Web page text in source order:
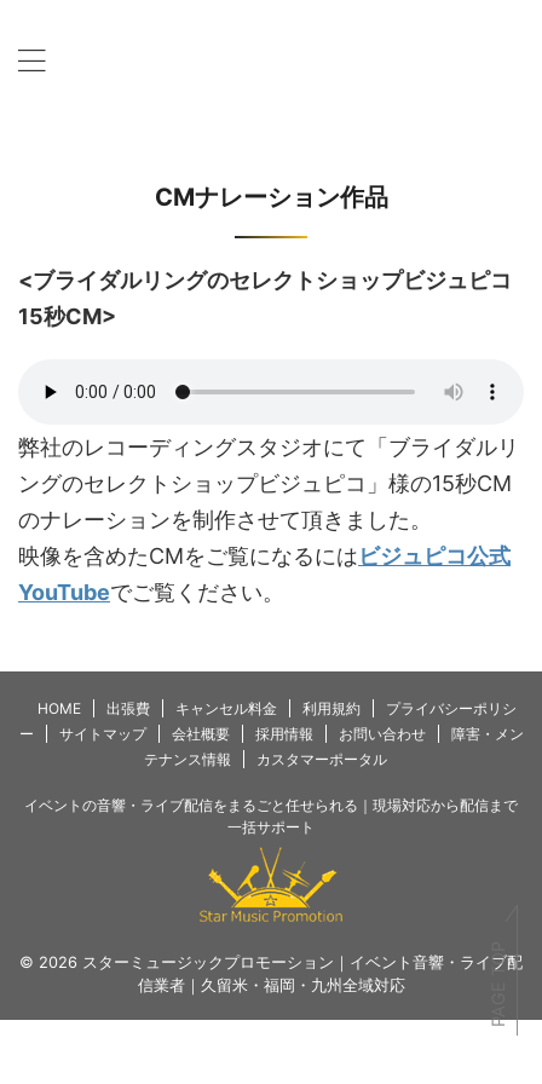
CMナレーション作品
<ブライダルリングのセレクトショップビジュピコ
15秒CM>
弊社のレコーディングスタジオにて「ブライダルリ
ングのセレクトショップビジュピコ」様の15秒CM
のナレーションを制作させて頂きました。
映像を含めたCMをご覧になるにはビジュピコ公式
YouTubeでご覧ください。
HOME 出張費 キャンセル料金 利用規約
プライバシーポリシ
ー
サイトマップ 会社概要 採用情報 お問い合わせ
障害・メン
テナンス情報
カスタマーポータル
イベントの音響・ライブ配信をまるごと任せられる｜現場対応から配信まで
一括サポート
© 2026 スターミュージックプロモーション｜イベント音響・ライブ配
信業者｜久留米・福岡・九州全域対応
PAGE TOP